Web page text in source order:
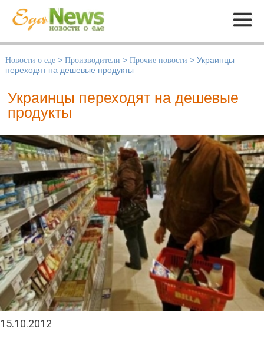
Меню
Новости о еде > Производители > Прочие новости > Украинцы
переходят на дешевые продукты
Украинцы переходят на дешевые
продукты
15.10.2012